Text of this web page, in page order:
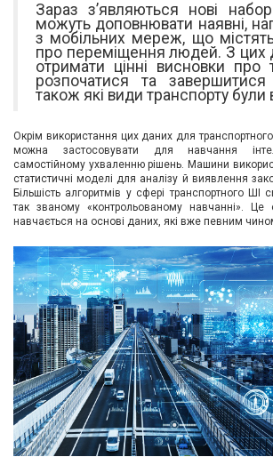
Зараз з’являються нові
можуть доповнювати наявні,
з мобільних мереж, що
про переміщення людей. З цих
отримати цінні висновки про
розпочатися та
також які види транспорту були
Окрім використання цих даних для
можна застосовувати для навчання
самостійному ухваленню рішень. Машини
статистичні моделі для аналізу й виявлення
Більшість алгоритмів у сфері транспортного ШІ
так званому «контрольованому навчанні».
навчається на основі даних, які вже певним